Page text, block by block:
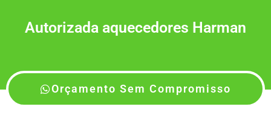
Autorizada aquecedores Harman
Orçamento Sem Compromisso